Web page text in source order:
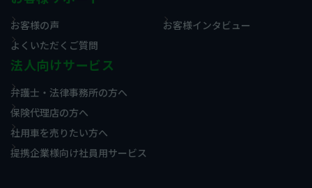
お客様の声
お客様インタビュー
よくいただくご質問
法人向けサービス
弁護士・法律事務所の方へ
保険代理店の方へ
社用車を売りたい方へ
提携企業様向け社員用サービス